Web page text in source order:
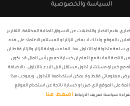
السياسة والخصوصية
موقع توصياتي 360 هو موقع اخباري يقدم الاخبار والتحليلات عن الاسواق المالية المختلفة. التقارير
بالموقع ولذلك لا يمكن للزائر او المستثمر الاعتماد على هذه
متداولة او التداول بها. انها مسؤولية الزائر والزائر فقط ان
الناحية المادية مع العلم ان خسارة جميع رأس المال قد يكون
مع خبير او مستشار تداول مستقل قبل البدء بالتداول. بالاضافة
معلوماتي فقط ولا يمكن استخدامها للتداول. وبموجب هذا
على الموقع لأي ضرر او خسارة ناتجة عن استخدام الموقع.
سياسة تعريف الارتباط اضغط هنا